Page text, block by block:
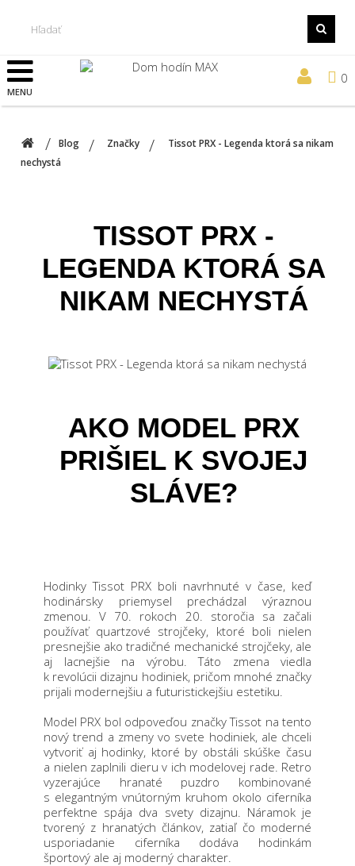
MENU
0
Blog Značky
Tissot PRX - Legenda ktorá sa nikam
nechystá
TISSOT PRX -
LEGENDA KTORÁ SA
NIKAM NECHYSTÁ
AKO MODEL PRX
PRIŠIEL K SVOJEJ
SLÁVE?
Hodinky Tissot PRX boli navrhnuté v čase, keď
hodinársky priemysel prechádzal výraznou
zmenou. V 70. rokoch 20. storočia sa začali
používať quartzové strojčeky, ktoré boli nielen
presnejšie ako tradičné mechanické strojčeky, ale
aj lacnejšie na výrobu. Táto zmena viedla
k revolúcii dizajnu hodiniek, pričom mnohé značky
prijali modernejšiu a futuristickejšiu estetiku.
Model PRX bol odpoveďou značky Tissot na tento
nový trend a zmeny vo svete hodiniek, ale chceli
vytvoriť aj hodinky, ktoré by obstáli skúške času
a nielen zaplnili dieru v ich modelovej rade. Retro
vyzerajúce hranaté puzdro kombinované
s elegantným vnútorným kruhom okolo ciferníka
perfektne spája dva svety dizajnu. Náramok je
tvorený z hranatých článkov, zatiaľ čo moderné
usporiadanie ciferníka dodáva hodinkám
športový ale aj moderný charakter.